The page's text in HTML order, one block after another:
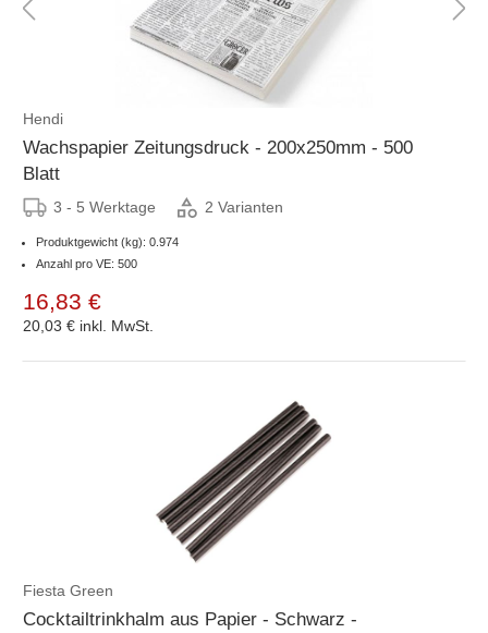
Hendi
Wachspapier Zeitungsdruck - 200x250mm - 500
Blatt
3 - 5 Werktage 2 Varianten
Produktgewicht (kg): 0.974
Anzahl pro VE: 500
16,83 €
20,03 € inkl. MwSt.
Fiesta Green
Cocktailtrinkhalm aus Papier - Schwarz -